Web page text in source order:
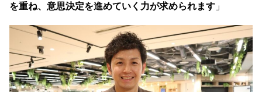
を重ね、意思決定を進めていく力が求められます 」